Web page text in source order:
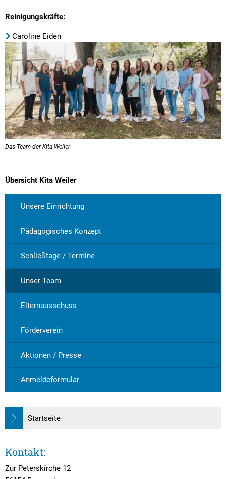
Reinigungskräfte:
Caroline Eiden
Das Team der Kita Weiler
Übersicht Kita Weiler
Unsere Einrichtung
Pädagogisches Konzept
Schließtage / Termine
Unser Team
Elternausschuss
Förderverein
Aktionen / Presse
Anmeldeformular
Startseite
Kontakt:
Zur Peterskirche 12